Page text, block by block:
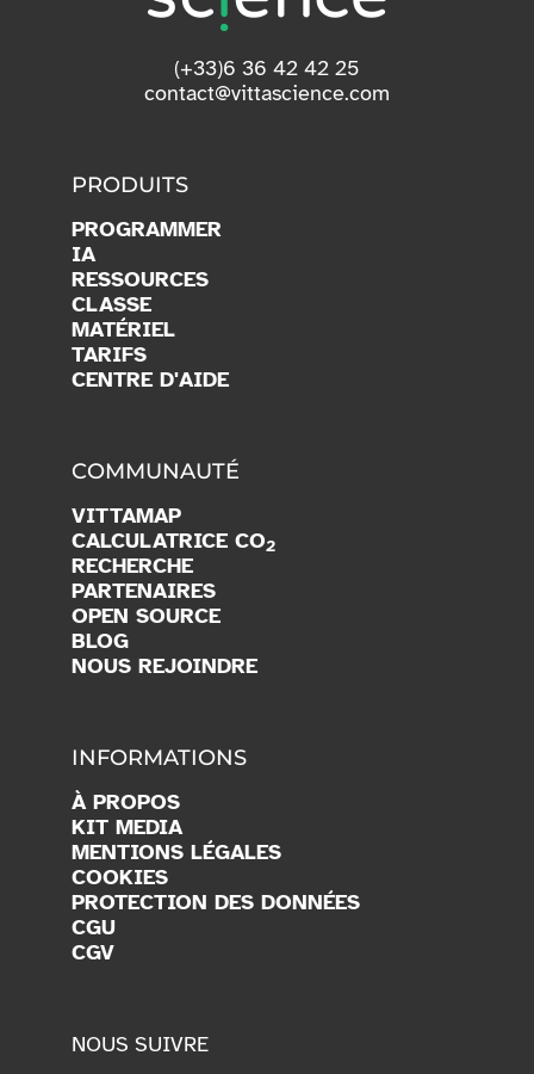
(+33)6 36 42 42 25
contact@vittascience.com
PRODUITS
PROGRAMMER
IA
RESSOURCES
CLASSE
MATÉRIEL
TARIFS
CENTRE D'AIDE
COMMUNAUTÉ
VITTAMAP
CALCULATRICE CO2
RECHERCHE
PARTENAIRES
OPEN SOURCE
BLOG
NOUS REJOINDRE
INFORMATIONS
À PROPOS
KIT MEDIA
MENTIONS LÉGALES
COOKIES
PROTECTION DES DONNÉES
CGU
CGV
NOUS SUIVRE